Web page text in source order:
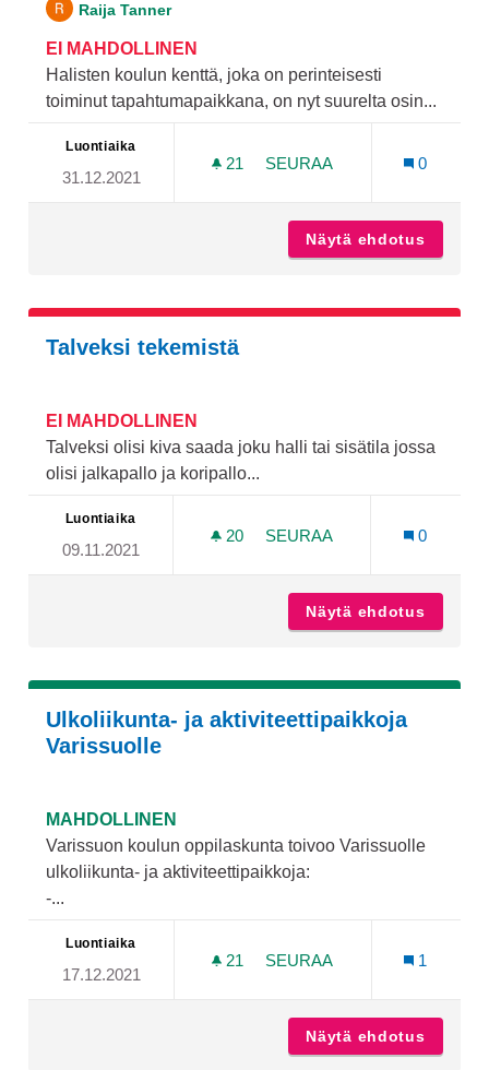
Raija Tanner
EI MAHDOLLINEN
Halisten koulun kenttä, joka on perinteisesti
toiminut tapahtumapaikkana, on nyt suurelta osin...
Luontiaika
31.12.2021
21 21 SEURAAJAA
SEURAA
0
Näytä ehdotus
Talveksi tekemistä
EI MAHDOLLINEN
Talveksi olisi kiva saada joku halli tai sisätila jossa
olisi jalkapallo ja koripallo...
Luontiaika
09.11.2021
20 20 SEURAAJAA
SEURAA
0
Näytä ehdotus
Ulkoliikunta- ja aktiviteettipaikkoja
Varissuolle
MAHDOLLINEN
Varissuon koulun oppilaskunta toivoo Varissuolle
ulkoliikunta- ja aktiviteettipaikkoja:
-...
Luontiaika
17.12.2021
21 21 SEURAAJAA
SEURAA
1
Näytä ehdotus